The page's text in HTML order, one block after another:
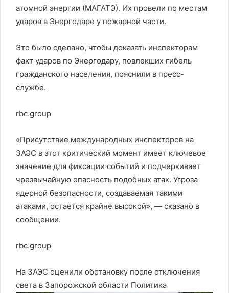
атомной энергии (МАГАТЭ). Их провели по местам
ударов в Энергодаре у пожарной части.
Это было сделано, чтобы доказать инспекторам
факт ударов по Энергодару, повлекших гибель
гражданского населения, пояснили в пресс-
службе.
rbc.group
«Присутствие международных инспекторов на
ЗАЭС в этот критический момент имеет ключевое
значение для фиксации событий и подчеркивает
чрезвычайную опасность подобных атак. Угроза
ядерной безопасности, создаваемая такими
атаками, остается крайне высокой», — сказано в
сообщении.
rbc.group
На ЗАЭС оценили обстановку после отключения
света в Запорожской области Политика